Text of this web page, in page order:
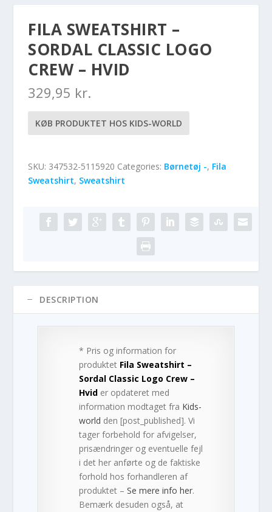
FILA SWEATSHIRT –
SORDAL CLASSIC LOGO
CREW – HVID
329,95 kr.
KØB PRODUKTET HOS KIDS-WORLD
SKU: 347532-5115920 Categories: Børnetøj -, Fila
Sweatshirt, Sweatshirt
DESCRIPTION
* Pris og information for
produktet Fila Sweatshirt –
Sordal Classic Logo Crew –
Hvid er opdateret med
information modtaget fra Kids-
world den [post_published]. Vi
tager forbehold for afvigelser,
prisændringer og eventuelle fejl
i det her anførte og de faktiske
forhold hos forhandleren af
produktet –Se mere info her.
Bemærk desuden også, at